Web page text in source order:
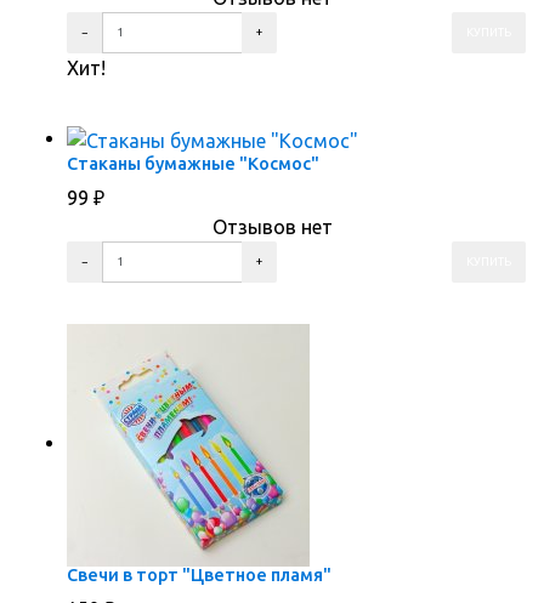
Хит!
Стаканы бумажные "Космос"
99 ₽
Отзывов нет
Свечи в торт "Цветное пламя"